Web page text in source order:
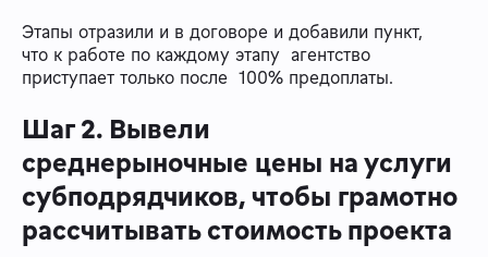
Этапы отразили и в договоре и добавили пункт,
что к работе по каждому этапу агентство
приступает только после 100% предоплаты.
Шаг 2. Вывели
среднерыночные цены на услуги
субподрядчиков, чтобы грамотно
рассчитывать стоимость проекта